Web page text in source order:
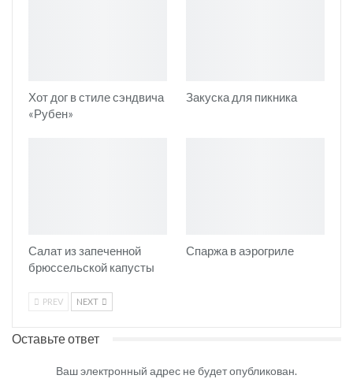
Хот дог в стиле сэндвича
«Рубен»
Закуска для пикника
Салат из запеченной
брюссельской капусты
Спаржа в аэрогриле
PREV NEXT
Оставьте ответ
Ваш электронный адрес не будет опубликован.